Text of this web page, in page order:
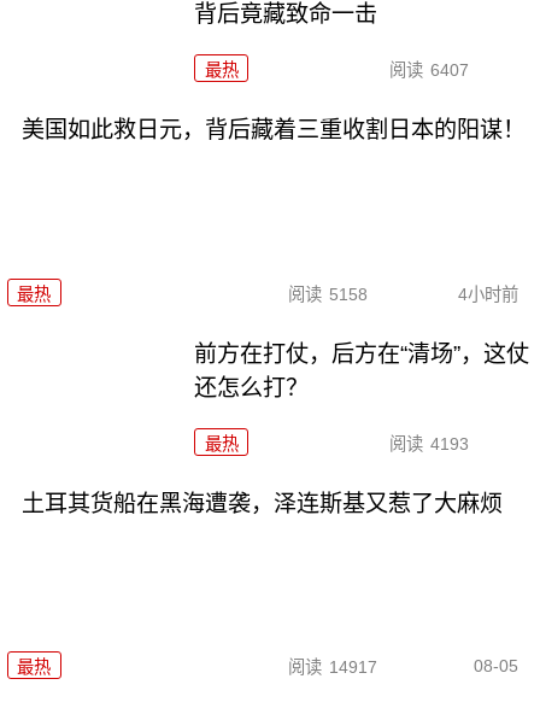
背后竟藏致命一击
最热 阅读 6407
美国如此救日元，背后藏着三重收割日本的阳谋！
最热 阅读 5158 4小时前
前方在打仗，后方在“清场”，这仗
还怎么打？
最热 阅读 4193
土耳其货船在黑海遭袭，泽连斯基又惹了大麻烦
最热 阅读 14917 08-05